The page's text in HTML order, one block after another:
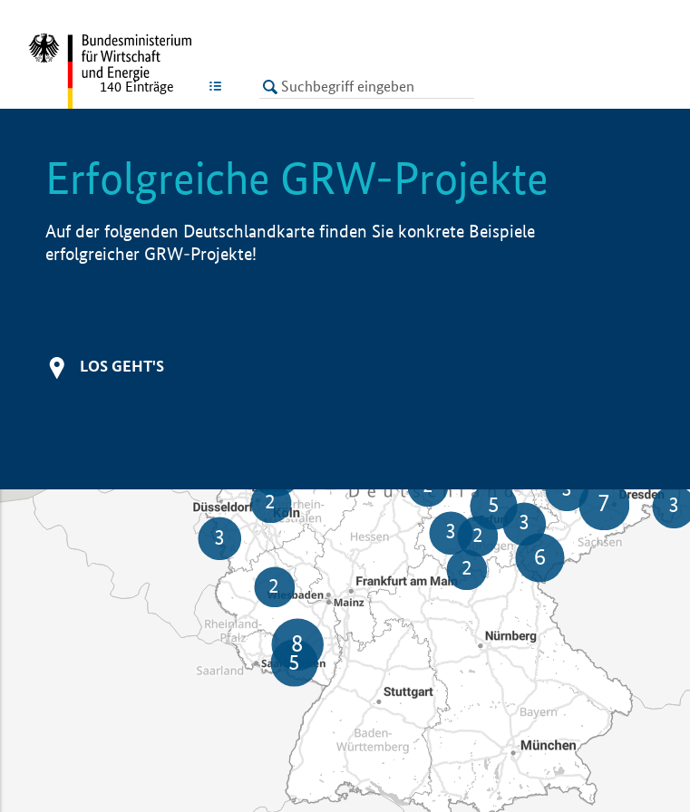
LISTE
140 Einträge
Erfolgreiche GRW-Projekte
Auf der folgenden Deutschlandkarte finden Sie konkrete Beispiele
erfolgreicher GRW-Projekte!
LOS GEHT'S